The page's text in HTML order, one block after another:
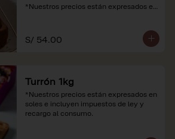
*Nuestros precios están expresados en
S/ 54.00
Turrón 1kg
*Nuestros precios están expresados en
soles e incluyen impuestos de ley y
recargo al consumo.